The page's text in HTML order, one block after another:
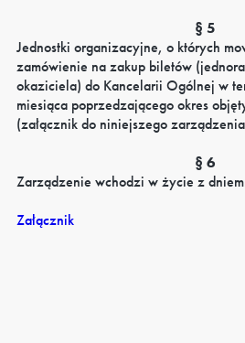
§ 5
Jednostki organizacyjne, o których
zamówienie na zakup biletów
okaziciela) do Kancelarii Ogólnej w
miesiąca poprzedzającego okres
(załącznik do niniejszego
§ 6
Zarządzenie wchodzi w życie z
Załącznik